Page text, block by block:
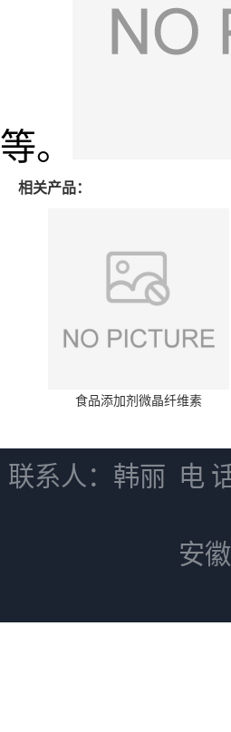
等。
相关产品：
食品添加剂微晶纤维素
联系人：韩丽 电
安